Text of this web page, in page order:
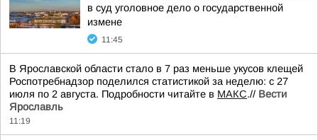
в суд уголовное дело о государственной
измене
11:45
В Ярославской области стало в 7 раз меньше укусов клещей
Роспотребнадзор поделился статистикой за неделю: с 27
июля по 2 августа. Подробности читайте в МАКС.// Вести
Ярославль
11:19